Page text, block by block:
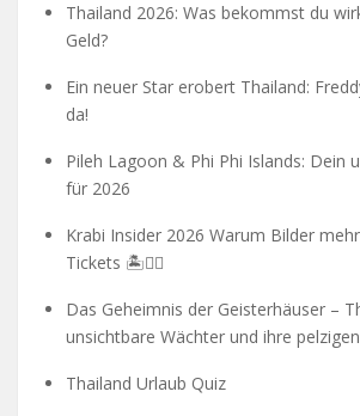
Thailand 2026: Was bekommst du
Geld?
Ein neuer Star erobert Thailand:
da!
Pileh Lagoon & Phi Phi Islands: Dein
für 2026
Krabi Insider 2026 Warum Bilder
Tickets 🏝️🧗‍♂️
Das Geheimnis der Geisterhäuser –
unsichtbare Wächter und ihre
Thailand Urlaub Quiz